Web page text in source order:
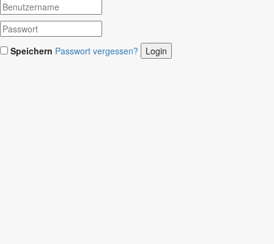
Speichern Passwort vergessen?